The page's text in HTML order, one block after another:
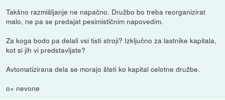
Takšno razmišljanje ne napačno. Družbo bo treba reorganizirat
malo, ne pa se predajat pesimističnim napovedim.
Za koga bodo pa delali vsi tisti stroji? Izključno za lastnike kapitala,
kot si jih vi predstavljate?
Avtomatizirana dela se morajo šteti ko kapital celotne družbe.
o+ nevone